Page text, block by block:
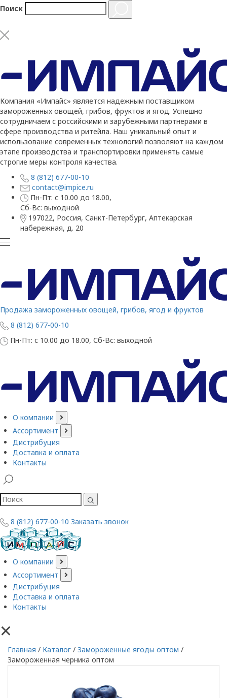
Поиск
Компания «Импайс» является надежным поставщиком
замороженных овощей, грибов, фруктов и ягод. Успешно
сотрудничаем с российскими и зарубежными партнерами в
сфере производства и ритейла. Наш уникальный опыт и
использование современных технологий позволяют на каждом
этапе производства и транспортировки применять самые
строгие меры контроля качества.
8 (812) 677-00-10
contact@impice.ru
Пн-Пт: с 10.00 до 18.00,
Сб-Вс: выходной
197022, Россия, Санкт-Петербург, Аптекарская
набережная, д. 20
Продажа замороженных овощей, грибов, ягод и фруктов
8 (812) 677-00-10
Пн-Пт: с 10.00 до 18.00, Сб-Вс: выходной
О компании
Ассортимент
Дистрибуция
Доставка и оплата
Контакты
8 (812) 677-00-10 Заказать звонок
О компании
Ассортимент
Дистрибуция
Доставка и оплата
Контакты
×
Главная / Каталог / Замороженные ягоды оптом /
Замороженная черника оптом